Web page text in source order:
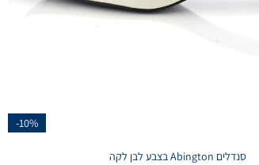
-10%
סנדלים Abington בצבע לבן לקה